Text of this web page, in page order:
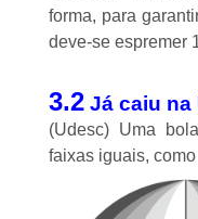
forma, para
deve-se espremer
3.2Já caiu na
(Udesc) Uma
faixas iguais,